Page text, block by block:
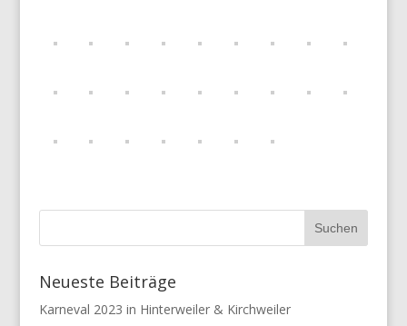
Neueste Beiträge
Karneval 2023 in Hinterweiler & Kirchweiler